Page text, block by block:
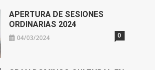
APERTURA DE SESIONES
ORDINARIAS 2024
04/03/2024 0